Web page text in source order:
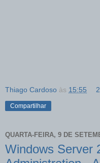
Thiago Cardoso às 15:55
Compartilhar
QUARTA-FEIRA, 9 DE
Windows Server